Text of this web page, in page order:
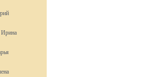
Ирина